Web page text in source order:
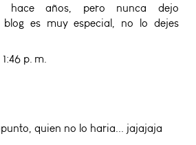
hace años, pero nunca dejo
es muy especial, no lo dejes
p. m.
quien no lo haria... jajajaja